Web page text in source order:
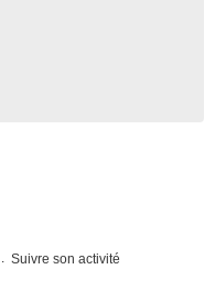
Suivre son activité